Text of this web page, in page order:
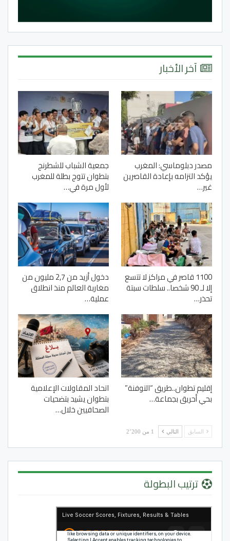
آخر الأخبار
مصدر دبلوماسي: المغرب
يؤكد التزامه بإعادة القاصرين
غير…
جمعية الشباب للشطرنج
بتطوان تتوج بطلة للمغرب
لأول مرة في…
1100 قاصر في مراكز لا تتسع
إلا لـ 90 شخصا.. سلطات سبتة
تحذر…
دخول أزيد من 2,7 مليون من
مغاربة العالم منذ انطلاق
عملية…
إقليم تطوان..طريق “التوفنة”
بحي أحريق بجماعة…
اتحاد المقاولات الإعلامية
بتطوان يشيد بتضحيات
الصحافيين خلال…
السابق التالي 1 من 2٬200
ترتيب البطولة